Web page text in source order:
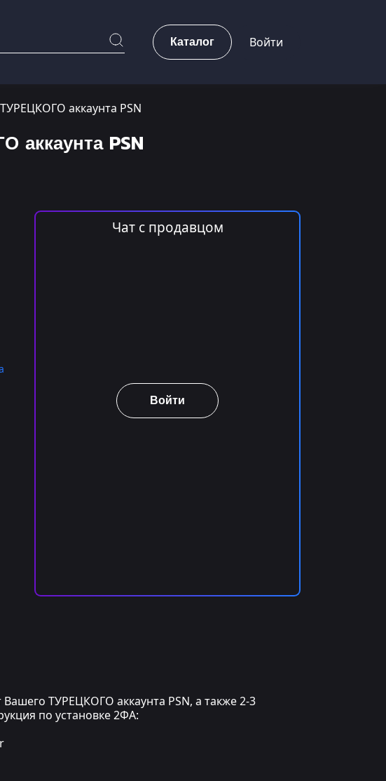
Каталог Войти
аккаунта PSN
аккаунта PSN
Чат с продавцом
Войти
ТУРЕЦКОГО аккаунта PSN, а также 2-3
по установке 2ФА: